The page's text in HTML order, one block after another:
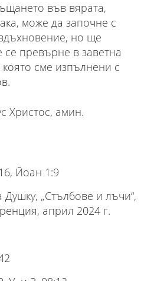
във вярата,
може да започне с
но ще
превърне в заветна
която сме изпълнени с
Христос, амин.
Йоан 1:9
„Стълбове и лъчи“,
април 2024 г.